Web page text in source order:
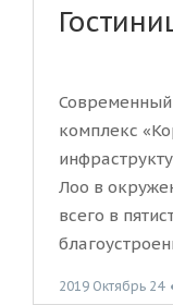
Современный
комплекс
Лоо в
всего в
2019 Октябрь 24